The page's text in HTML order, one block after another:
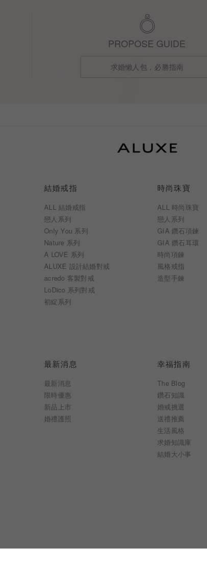
PROPOSE GUIDE
求婚懶人包，必勝指南
結婚戒指
ALL 結婚戒指
戀人系列
Only You 系列
Nature 系列
A LOVE 系列
ALUXE 設計結婚對戒
acredo 客製對戒
LoDico 系列對戒
初綻系列
時尚珠寶
ALL 時尚珠寶
戀人系列
GIA 鑽石項鍊
GIA 鑽石耳環
時尚項鍊
風格戒指
造型手鍊
最新消息
最新消息
限時優惠
新品上市
婚禮護照
幸福指南
The Blog
鑽石知識
婚戒挑選
送禮推薦
生活風格
求婚知識庫
結婚大小事